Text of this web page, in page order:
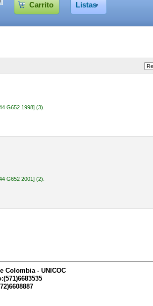
Carrito Listas
G652 1998] (3).
G652 2001] (2).
Colombia - UNICOC